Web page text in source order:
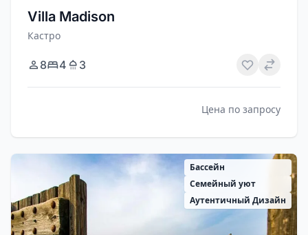
Villa Madison
Кастро
8 4 3
Цена по запросу
Бассейн
Семейный уют
Аутентичный Дизайн